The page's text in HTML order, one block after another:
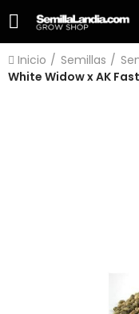
Inicio Semillas
White Widow x AK